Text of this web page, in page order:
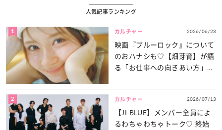
人気記事ランキング
1 カルチャー 2026/06/23
映画『ブルーロック』について
のおハナシも♡【畑芽育】が語
る「お仕事への向きあい方」と
2 カルチャー 2026/07/13
【JI BLUE】メンバー全員によ
るわちゃわちゃトーク♡ 終始